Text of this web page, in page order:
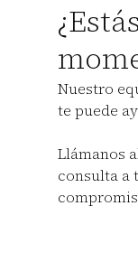
Nuestro
te puede
Llámanos
consulta a